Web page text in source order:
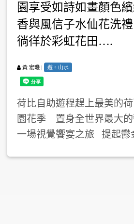
園享受如詩如畫顏色
香與風信子水仙花洗
徜徉於彩虹花田….
黃 宏璣 | 遊。山水
荷比自助遊程趕上最美的
園花季 置身全世界最大的
一場視覺饗宴之旅 提起